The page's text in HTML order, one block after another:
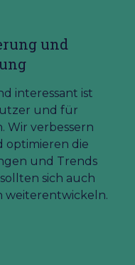
und
interessant ist
und für
Wir verbessern
optimieren die
und Trends
sich auch
weiterentwickeln.